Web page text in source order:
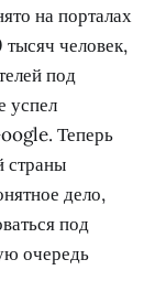
на порталах
человек,
под
успел
Теперь
страны
дело,
под
очередь